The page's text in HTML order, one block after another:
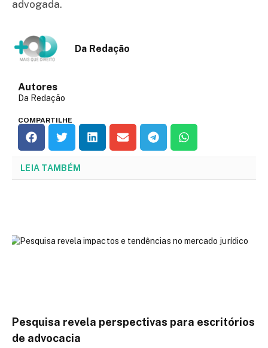
advogada.
Da Redação
Autores
Da Redação
COMPARTILHE
LEIA TAMBÉM
Pesquisa revela perspectivas para escritórios
de advocacia